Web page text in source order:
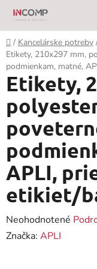
Prejsť
obsah
Domov
/ Kancelárske potreby
Etikety, 210x297 mm,
podmienkam, matné,
Etikety,
APLI,
etikiet/
Priemerné
hodnotenie
Neohodnotené
Značka: APLI